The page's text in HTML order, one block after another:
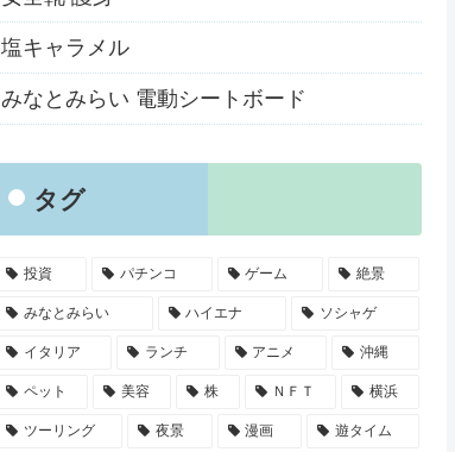
塩キャラメル
みなとみらい 電動シートボード
タグ
投資 パチンコ ゲーム 絶景
みなとみらい ハイエナ ソシャゲ
イタリア ランチ アニメ 沖縄
ペット 美容 株 ＮＦＴ 横浜
ツーリング 夜景 漫画 遊タイム